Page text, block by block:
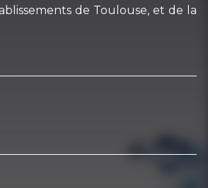
de Toulouse, et de la